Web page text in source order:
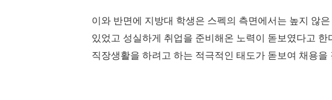
이와 반면에 지방대 학생은 스펙의 측면에서는 높지 않
있었고 성실하게 취업을 준비해온 노력이 돋보였다고 한
직장생활을 하려고 하는 적극적인 태도가 돋보여 채용을